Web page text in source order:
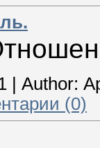
Author:
(0)